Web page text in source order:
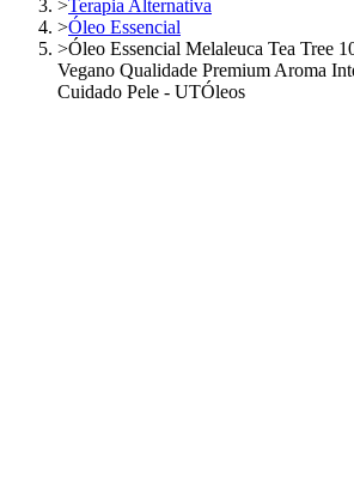
>Terapia Alternativa
>Óleo Essencial
>Óleo Essencial Melaleuca Tea Tree
Vegano Qualidade Premium Aroma
Cuidado Pele - UTÓleos